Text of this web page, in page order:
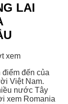
LAI
xem
điểm đến của
Việt Nam.
nước Tây
xem Romania